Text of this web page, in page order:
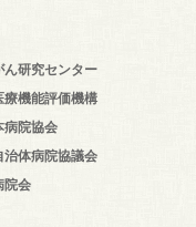
ん研究センター
療機能評価機構
病院協会
治体病院協議会
院会